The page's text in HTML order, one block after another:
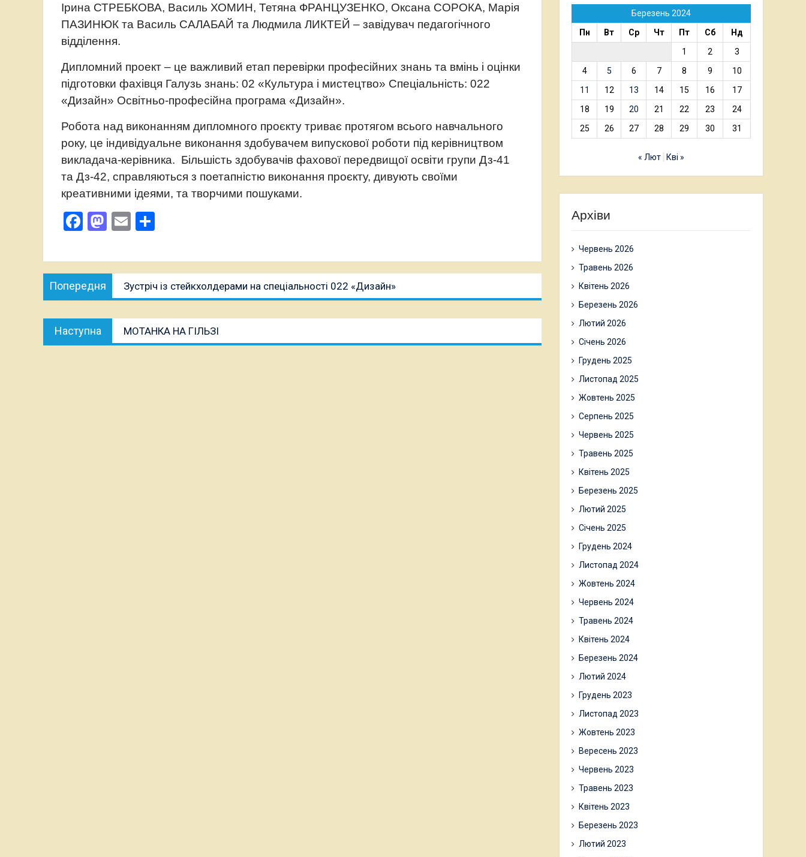
Ірина СТРЕБКОВА, Василь ХОМИН, Тетяна ФРАНЦУЗЕНКО, Оксана СОРОКА, Марія
ПАЗИНЮК та Василь САЛАБАЙ та Людмила ЛИКТЕЙ – завідувач педагогічного
відділення.
Дипломний проект – це важливий етап перевірки професійних знань та вмінь і оцінки
підготовки фахівця Галузь знань: 02 «Культура і мистецтво» Спеціальність: 022
«Дизайн» Освітньо-професійна програма «Дизайн».
Робота над виконанням дипломного проєкту триває протягом всього навчального
року, це індивідуальне виконання здобувачем випускової роботи під керівництвом
викладача-керівника. Більшість здобувачів фахової передвищої освіти групи Дз-41
та Дз-42, справляються з поетапністю виконання проєкту, дивують своїми
креативними ідеями, та творчими пошуками.
Facebook
Mastodon
Email
Навігація
записів
Попередня
публікація:
Зустріч із стейкхолдерами на спеціальності 022 «Дизайн»
Наступна
публікація:
МОТАНКА НА ГІЛЬЗІ
Березень 2024
Пн
Вт Ср Чт Пт Сб
Нд
1
2
3
4
5 6 7 8 9
10
11
12 13 14 15 16
17
18
19 20 21 22 23
24
25
26 27 28 29 30 31
« Лют Кві »
Архіви
Червень 2026
Травень 2026
Квітень 2026
Березень 2026
Лютий 2026
Січень 2026
Грудень 2025
Листопад 2025
Жовтень 2025
Серпень 2025
Червень 2025
Травень 2025
Квітень 2025
Березень 2025
Лютий 2025
Січень 2025
Грудень 2024
Листопад 2024
Жовтень 2024
Червень 2024
Травень 2024
Квітень 2024
Березень 2024
Лютий 2024
Грудень 2023
Листопад 2023
Жовтень 2023
Вересень 2023
Червень 2023
Травень 2023
Квітень 2023
Березень 2023
Лютий 2023